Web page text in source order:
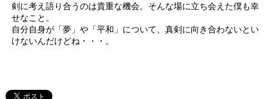
剣に考え語り合うのは貴重な機会。そんな場に立ち会えた僕も幸
せなこと。
自分自身が「夢」や「平和」について、真剣に向き合わないとい
けないんだけどね・・・。